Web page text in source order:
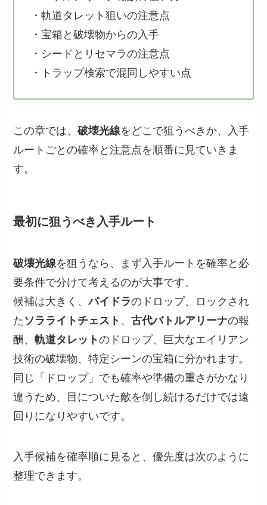
・軌道タレット狙いの注意点
・宝箱と破壊物からの入手
・シードとリセマラの注意点
・トラップ検索で混同しやすい点
この章では、破壊光線をどこで狙うべきか、入手
ルートごとの確率と注意点を順番に見ていきま
す。
最初に狙うべき入手ルート
破壊光線を狙うなら、まず入手ルートを確率と必
要条件で分けて考えるのが大事です。
候補は大きく、パイドラのドロップ、ロックされ
た ソラライトチェスト 、古代バトルアリーナの報
酬、軌道タレットのドロップ、巨大なエイリアン
技術の破壊物、特定シーンの宝箱に分かれます。
同じ「ドロップ」でも確率や準備の重さがかなり
違うため、目についた敵を倒し続けるだけでは遠
回りになりやすいです。
入手候補を確率順に見ると、優先度は次のように
整理できます。